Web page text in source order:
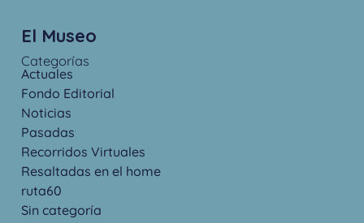
El Museo
Categorías
Actuales
Fondo Editorial
Noticias
Pasadas
Recorridos Virtuales
Resaltadas en el home
ruta60
Sin categoría